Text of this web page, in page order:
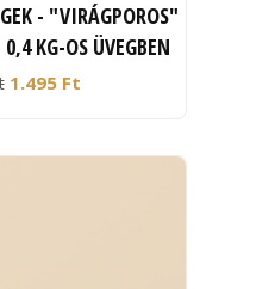
- "VIRÁGPOROS"
KG-OS ÜVEGBEN
1.495 Ft